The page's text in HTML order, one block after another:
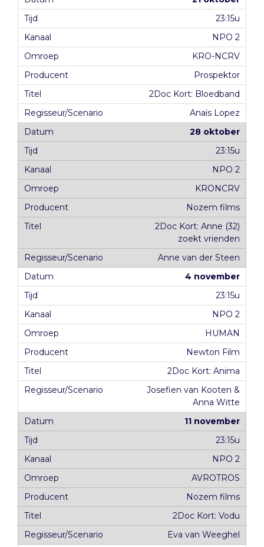
23:15u
NPO 2
KRO-NCRV
Prospektor
2Doc Kort: Bloedband
Anaïs Lopez
28 oktober
23:15u
NPO 2
KRONCRV
Nozem films
2Doc Kort: Anne (32)
zoekt vrienden
Anne van der Steen
4 november
23:15u
NPO 2
HUMAN
Newton Film
2Doc Kort: Anima
Josefien van Kooten &
Anna Witte
11 november
23:15u
NPO 2
AVROTROS
Nozem films
2Doc Kort: Vodu
Eva van Weeghel